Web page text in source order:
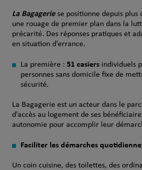
La Bagageriese positionne depuis plus
une rouage de premier plan dans la
précarité. Des réponses pratiques et
en situation d’errance.
La première : 51 casiers individuels
personnes sans domicile fixe de
sécurité.
La Bagagerie est un acteur dans le
d’accès au logement de ses
autonomie pour accomplir leur
Faciliter les démarches
Un coin cuisine, des toilettes, des